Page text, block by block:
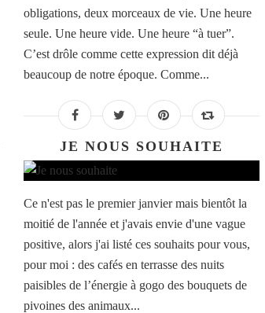
obligations, deux morceaux de vie. Une heure
seule. Une heure vide. Une heure “à tuer”.
C’est drôle comme cette expression dit déjà
beaucoup de notre époque. Comme...
JE NOUS SOUHAITE
Ce n'est pas le premier janvier mais bientôt la
moitié de l'année et j'avais envie d'une vague
positive, alors j'ai listé ces souhaits pour vous,
pour moi : des cafés en terrasse des nuits
paisibles de l’énergie à gogo des bouquets de
pivoines des animaux...